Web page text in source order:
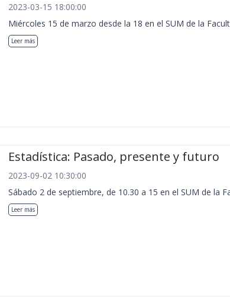
2023-03-15 18:00:00
Miércoles 15 de marzo desde la 18 en el SUM de la
Leer más
Estadística: Pasado, presente y futuro
2023-09-02 10:30:00
Sábado 2 de septiembre, de 10.30 a 15 en el SUM de la
Leer más